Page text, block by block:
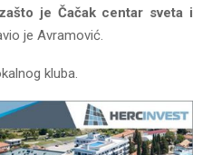
je Čačak centar sveta i
je Avramović.
kluba.